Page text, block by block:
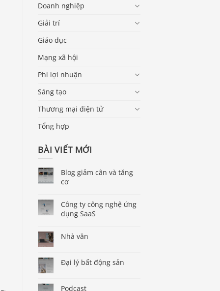
Doanh nghiệp
Giải trí
Giáo dục
Mạng xã hội
Phi lợi nhuận
Sáng tạo
Thương mại điện tử
Tổng hợp
BÀI VIẾT MỚI
Blog giảm cân và tăng
cơ
Công ty công nghệ ứng
dụng SaaS
Nhà văn
Đại lý bất động sản
Podcast